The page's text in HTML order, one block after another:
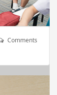
Comments